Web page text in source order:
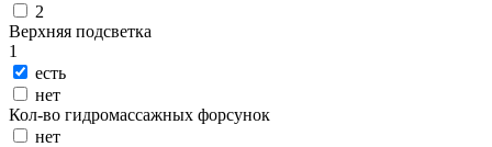
2
Верхняя подсветка
1
есть
нет
Кол-во гидромассажных форсунок
нет